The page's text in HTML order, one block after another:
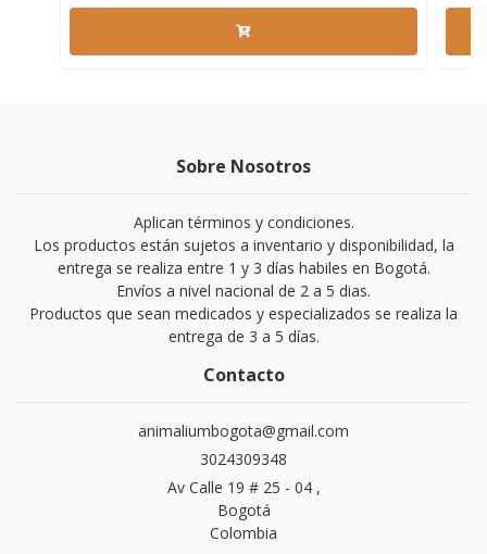
Sobre Nosotros
Aplican términos y condiciones.
Los productos están sujetos a inventario y disponibilidad, la
entrega se realiza entre 1 y 3 días habiles en Bogotá.
Envíos a nivel nacional de 2 a 5 dias.
Productos que sean medicados y especializados se realiza la
entrega de 3 a 5 días.
Contacto
animaliumbogota@gmail.com
3024309348
Av Calle 19 # 25 - 04 ,
Bogotá
Colombia